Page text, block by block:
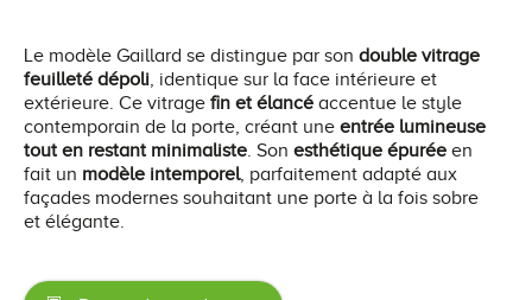
Le modèle Gaillard se distingue par son double vitrage
feuilleté dépoli, identique sur la face intérieure et
extérieure. Ce vitrage fin et élancé accentue le style
contemporain de la porte, créant une entrée lumineuse
tout en restant minimaliste. Son esthétique épurée en
fait un modèle intemporel, parfaitement adapté aux
façades modernes souhaitant une porte à la fois sobre
et élégante.